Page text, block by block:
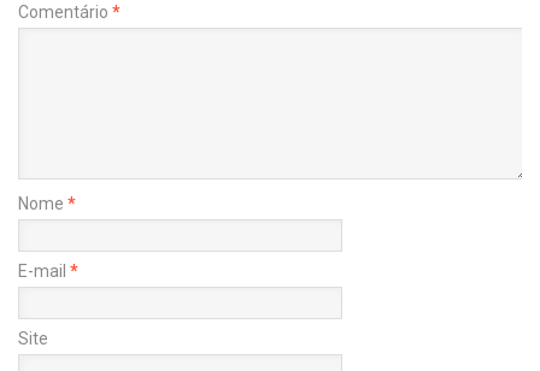
Comentário *
Nome *
E-mail *
Site